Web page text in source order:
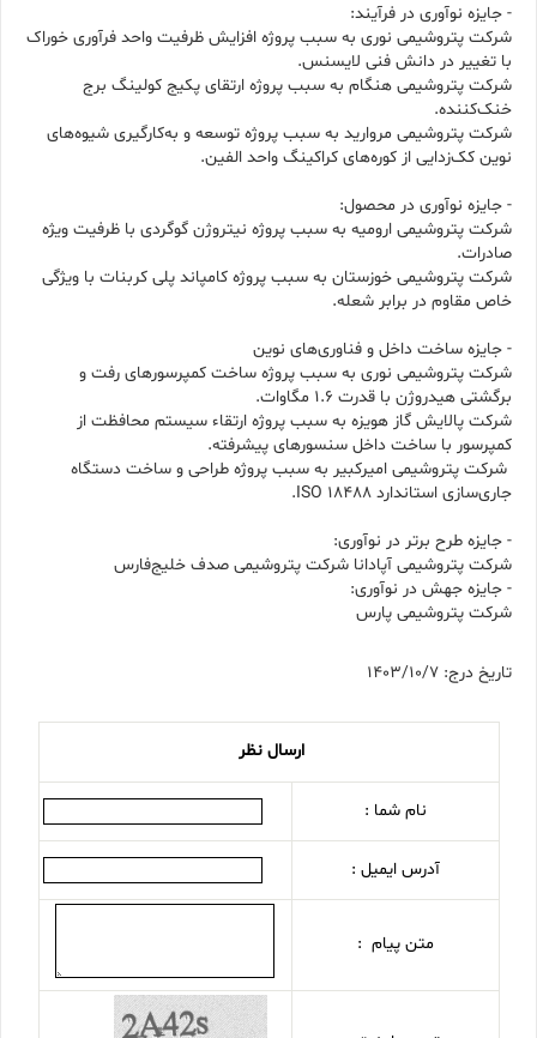
- جایزه نوآوری در فرآیند:
شرکت پتروشیمی نوری به سبب پروژه افزایش ظرفیت واحد فرآوری خوراک
با تغییر در دانش فنی لایسنس.
شرکت پتروشیمی هنگام به سبب پروژه ارتقای پکیج کولینگ برج
خنک‌کننده.
شرکت پتروشیمی مروارید به سبب پروژه توسعه و به‌کارگیری شیوه‌های
نوین کک‌زدایی از کوره‌های کراکینگ واحد الفین.
- جایزه نوآوری در محصول:
شرکت پتروشیمی ارومیه به سبب پروژه نیتروژن گوگردی با ظرفیت ویژه
صادرات.
شرکت پتروشیمی خوزستان به سبب پروژه کامپاند پلی کربنات با ویژگی
خاص مقاوم در برابر شعله.
- جایزه ساخت داخل و فناوری‌های نوین
شرکت پتروشیمی نوری‌ به سبب پروژه ساخت کمپرسورهای رفت و
برگشتی هیدروژن با قدرت ۱.۶ مگاوات.
شرکت پالایش گاز هویزه به سبب پروژه ارتقاء سیستم محافظت از
کمپرسور با ساخت داخل سنسورهای پیشرفته.
شرکت پتروشیمی امیرکبیر به سبب پروژه طراحی و ساخت دستگاه
جاری‌سازی استاندارد ISO 18488.
- جایزه طرح‌ برتر در نوآوری:
شرکت پتروشیمی آپادانا شرکت پتروشیمی صدف خلیج‌فارس
- جایزه جهش در نوآوری:
شرکت پتروشیمی پارس
تاریخ درج: 1403/10/7
ارسال نظر
نام شما :
آدرس ایمیل :
متن پیام :